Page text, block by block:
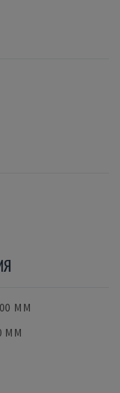
MM
MM